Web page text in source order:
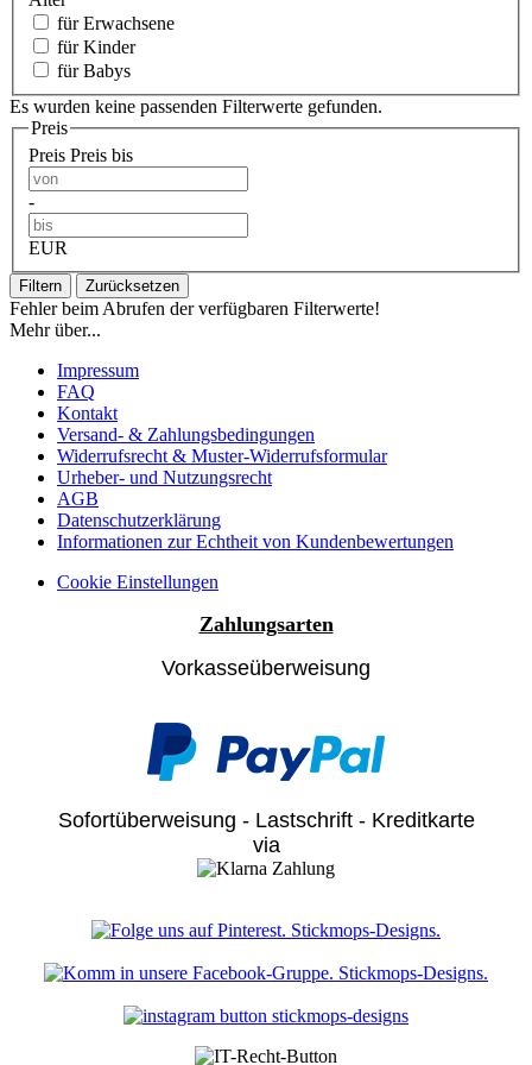
für Erwachsene
für Kinder
für Babys
Es wurden keine passenden Filterwerte gefunden.
Preis
Preis Preis bis
-
EUR
Filtern Zurücksetzen
Fehler beim Abrufen der verfügbaren Filterwerte!
Mehr über...
Impressum
FAQ
Kontakt
Versand- & Zahlungsbedingungen
Widerrufsrecht & Muster-Widerrufsformular
Urheber- und Nutzungsrecht
AGB
Datenschutzerklärung
Informationen zur Echtheit von Kundenbewertungen
Cookie Einstellungen
Zahlungsarten
Vorkasseüberweisung
Sofortüberweisung - Lastschrift - Kreditkarte
via